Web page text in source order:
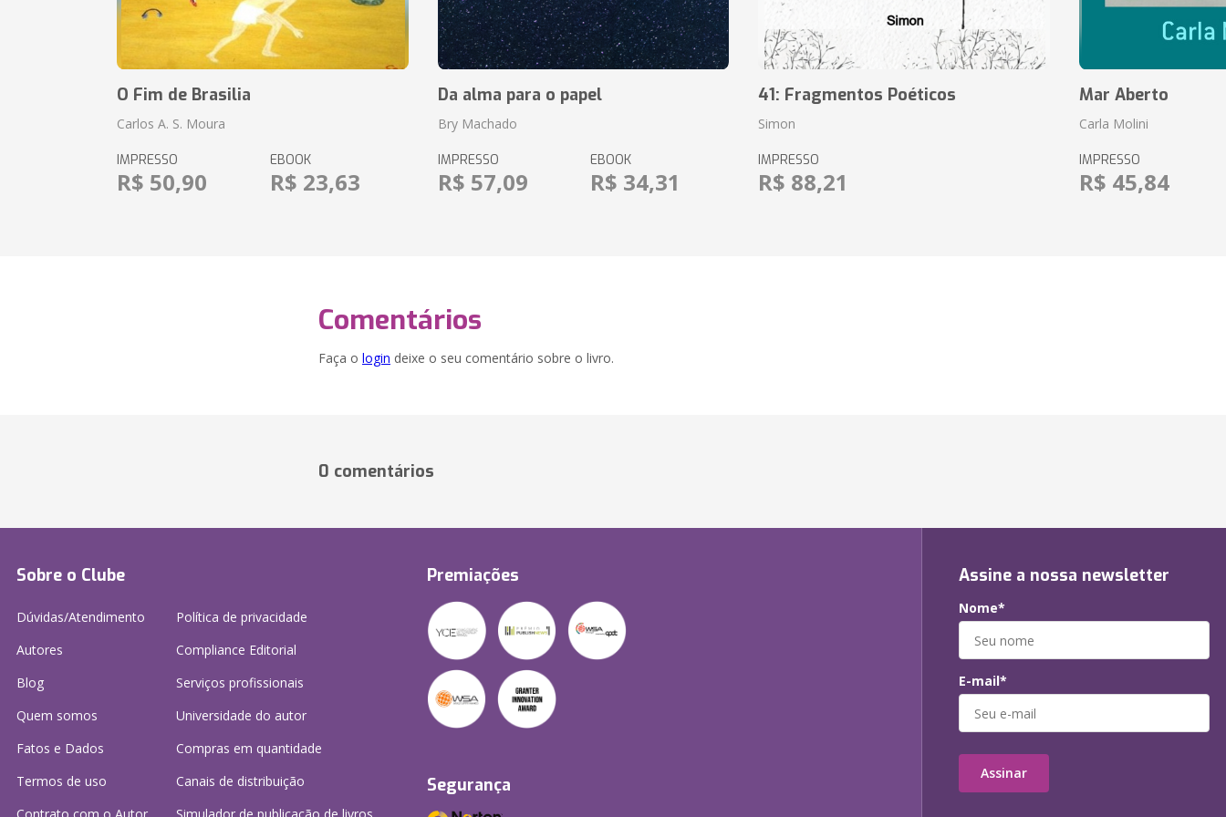
O Fim de Brasilia
Carlos A. S. Moura
IMPRESSO
R$ 50,90
EBOOK
R$ 23,63
Da alma para o papel
Bry Machado
IMPRESSO
R$ 57,09
EBOOK
R$ 34,31
41: Fragmentos Poéticos
Simon
IMPRESSO
R$ 88,21
Mar Aberto
Carla Molini
IMPRESSO
R$ 45,84
Comentários
Faça o login deixe o seu comentário sobre o livro.
0 comentários
Sobre o Clube
Dúvidas/Atendimento
Autores
Blog
Quem somos
Fatos e Dados
Termos de uso
Política de privacidade
Compliance Editorial
Serviços profissionais
Universidade do autor
Compras em quantidade
Canais de distribuição
Premiações
Segurança
Assine a nossa newsletter
Nome*
E-mail*
Assinar